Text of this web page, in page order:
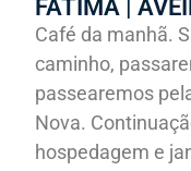
FÁTIMA |
Café da manhã.
caminho,
passearemos
Nova.
hospedagem e